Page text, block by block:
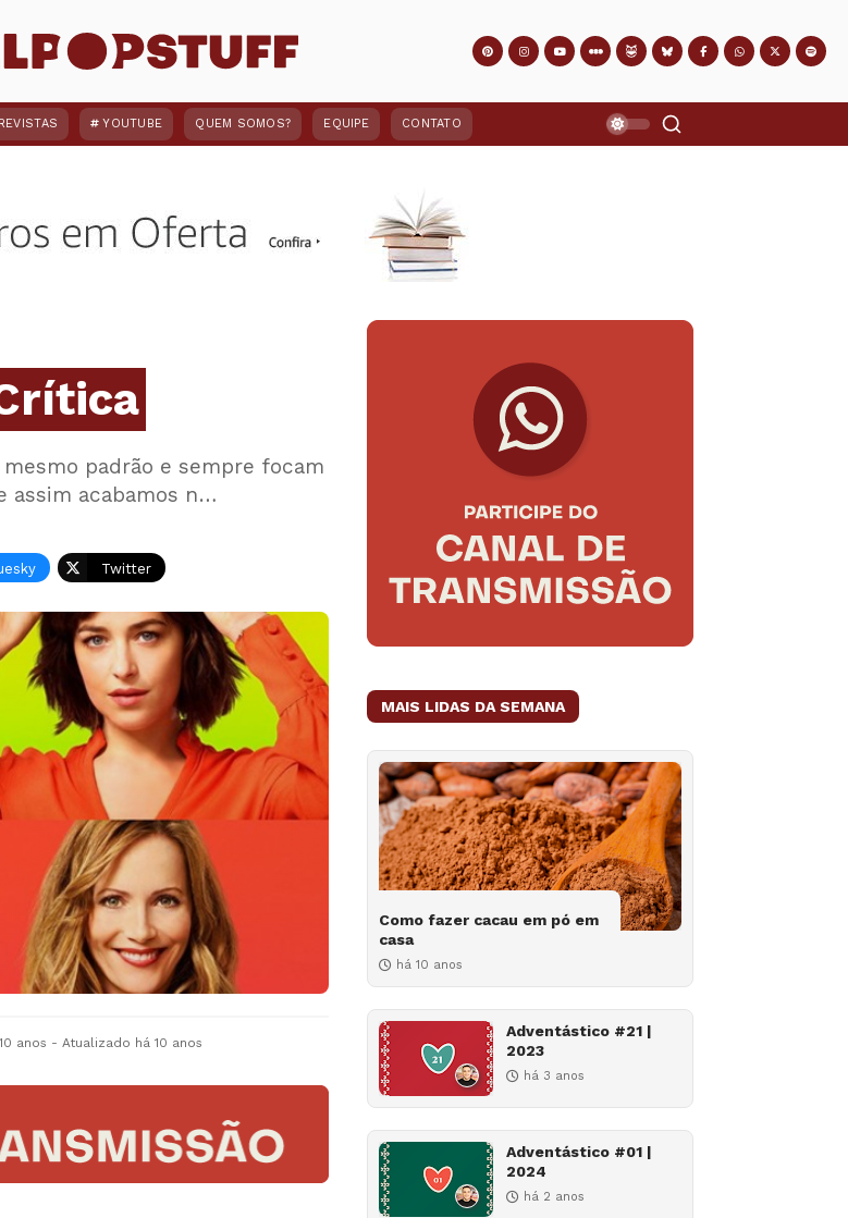
YOUTUBE QUEM SOMOS? EQUIPE CONTATO
padrão e sempre focam
assim acabamos n…
Twitter
anos - Atualizado há 10 anos
MAIS LIDAS DA SEMANA
Como fazer cacau em pó em
casa
há 10 anos
Adventástico #21 |
2023
há 3 anos
Adventástico #01 |
2024
há 2 anos